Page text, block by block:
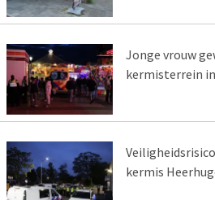
Jonge vrouw
kermisterrein
kermis